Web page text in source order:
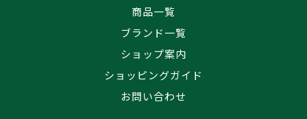
商品一覧
ブランド一覧
ショップ案内
ショッピングガイド
お問い合わせ